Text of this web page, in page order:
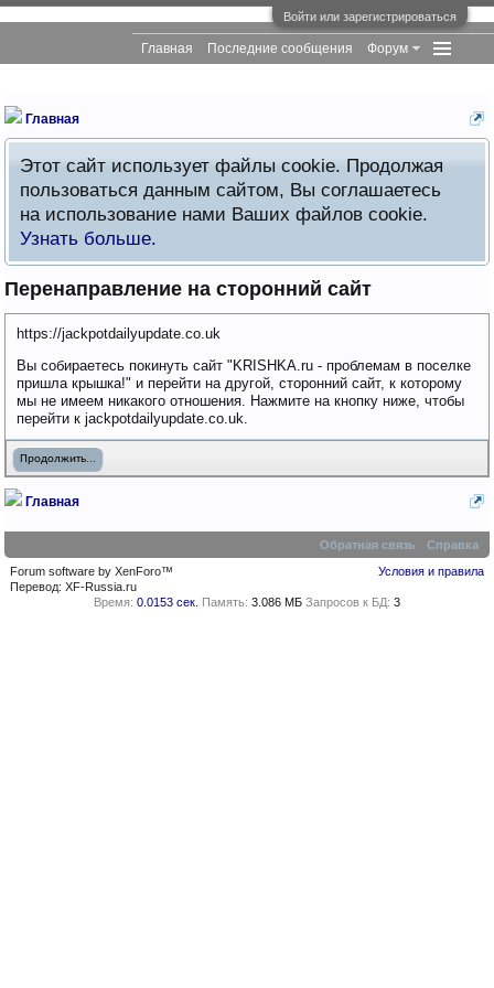
Войти или зарегистрироваться
Главная
Этот сайт использует файлы cookie. Продолжая
пользоваться данным сайтом, Вы соглашаетесь
на использование нами Ваших файлов cookie.
Узнать больше.
Перенаправление на сторонний сайт
https://jackpotdailyupdate.co.uk
Вы собираетесь покинуть сайт "KRISHKA.ru - проблемам в поселке
пришла крышка!" и перейти на другой, сторонний сайт, к которому
мы не имеем никакого отношения. Нажмите на кнопку ниже, чтобы
перейти к jackpotdailyupdate.co.uk.
Продолжить...
Главная
Главная Последние сообщения Форум
Обратная связь
Справка
Условия и правила
Forum software by XenForo™
Перевод:XF-Russia.ru
Время: 0.0153 сек. Память: 3.086 МБ Запросов к БД: 3